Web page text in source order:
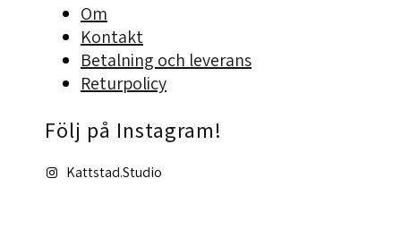
Om
Kontakt
Betalning och leverans
Returpolicy
Följ på Instagram!
Kattstad.Studio